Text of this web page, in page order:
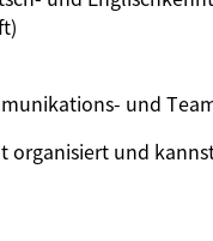
und
organisiert und